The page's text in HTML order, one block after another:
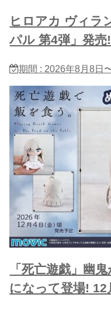
ヒロアカ ヴィラ
パル 第4弾」発売
期間 : 2026年8月8日
「死亡遊戯」幽
になって登場! 12